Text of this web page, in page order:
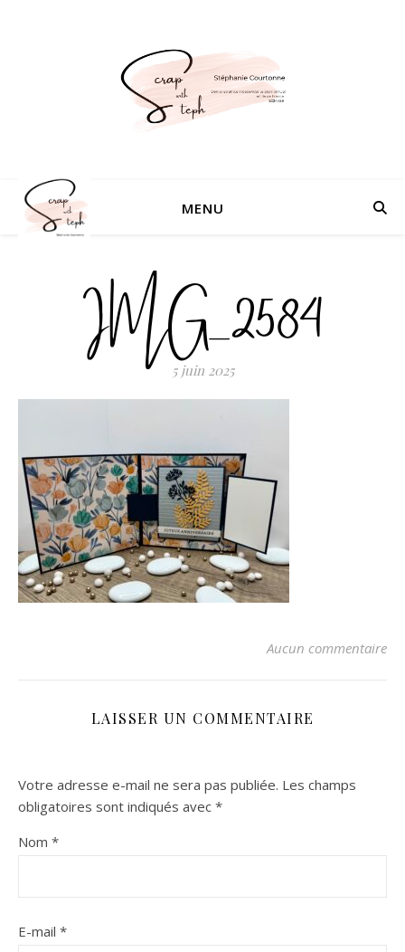
MENU
IMG_2584
5 juin 2025
Aucun commentaire
LAISSER UN COMMENTAIRE
Votre adresse e-mail ne sera pas publiée. Les champs
obligatoires sont indiqués avec *
Nom *
E-mail *